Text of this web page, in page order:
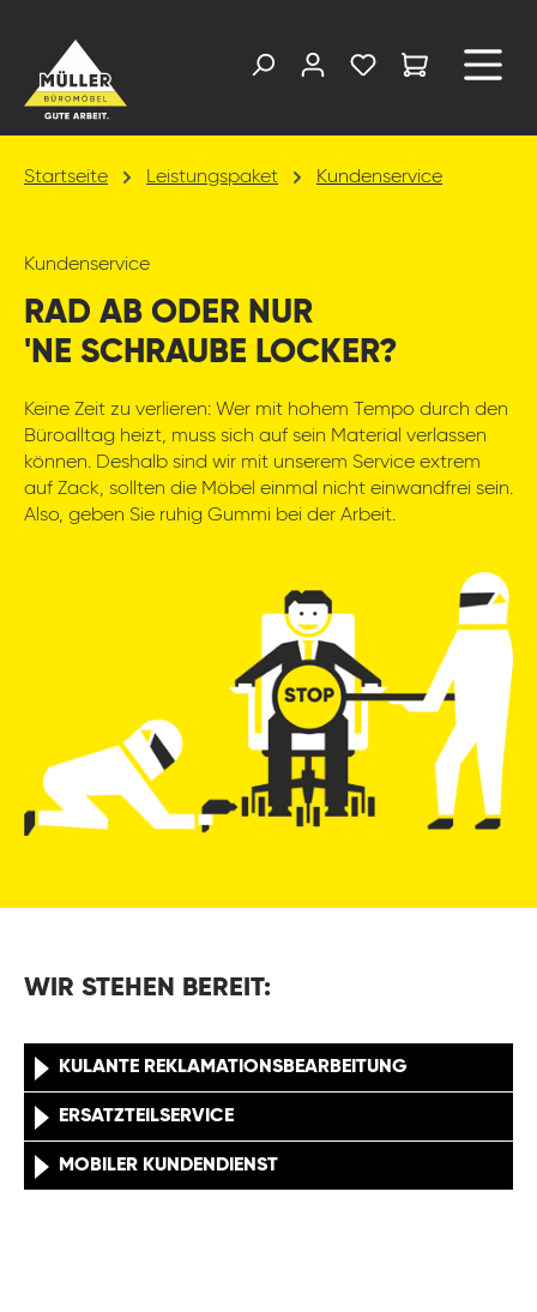
Startseite Leistungspaket Kundenservice
Kundenservice
RAD AB ODER NUR
'NE SCHRAUBE LOCKER?
Keine Zeit zu verlieren: Wer mit hohem Tempo durch den
Büroalltag heizt, muss sich auf sein Material verlassen
können. Deshalb sind wir mit unserem Service extrem
auf Zack, sollten die Möbel einmal nicht einwandfrei sein.
Also, geben Sie ruhig Gummi bei der Arbeit.
WIR STEHEN BEREIT:
KULANTE REKLAMATIONSBEARBEITUNG
ERSATZTEILSERVICE
MOBILER KUNDENDIENST